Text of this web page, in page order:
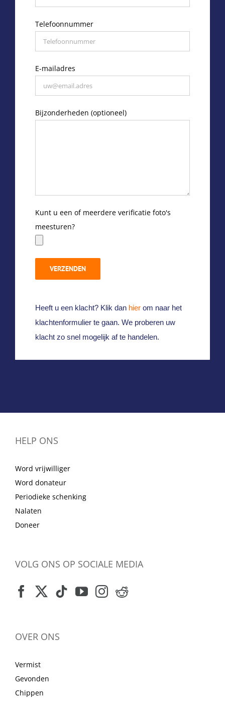
Telefoonnummer
E-mailadres
Bijzonderheden (optioneel)
Kunt u een of meerdere verificatie foto's
meesturen?
Heeft u een klacht? Klik dan hier om naar het
klachtenformulier te gaan. We proberen uw
klacht zo snel mogelijk af te handelen.
HELP ONS
Word vrijwilliger
Word donateur
Periodieke schenking
Nalaten
Doneer
VOLG ONS OP SOCIALE MEDIA
OVER ONS
Vermist
Gevonden
Chippen